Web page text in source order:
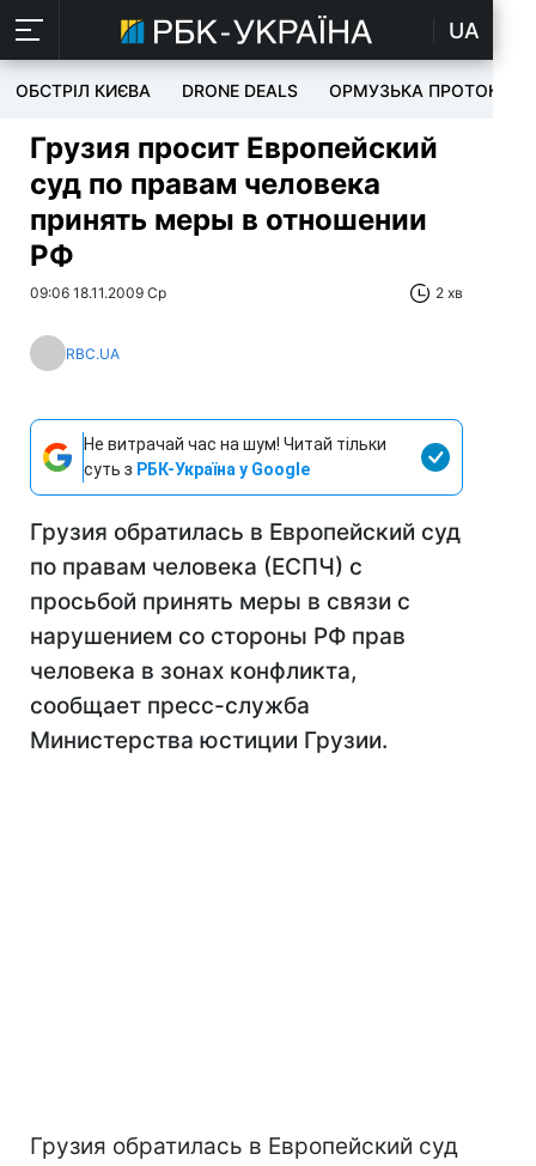
UA
ОБСТРІЛ КИЄВА DRONE DEALS ОРМУЗЬКА ПРОТОКА
Грузия просит Европейский
суд по правам человека
принять меры в отношении
РФ
09:06 18.11.2009 Ср 2 хв
RBC.UA
Не витрачай час на шум! Читай тільки
суть з РБК-Україна у Google
Грузия обратилась в Европейский суд
по правам человека (ЕСПЧ) с
просьбой принять меры в связи с
нарушением со стороны РФ прав
человека в зонах конфликта,
сообщает пресс-служба
Министерства юстиции Грузии.
Грузия обратилась в Европейский суд